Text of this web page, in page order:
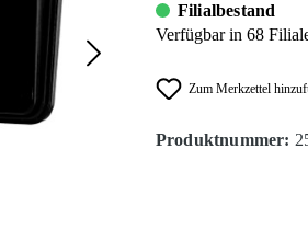
Filialbestand
Verfügbar in 68
Zum Merkzettel
Produktnummer: